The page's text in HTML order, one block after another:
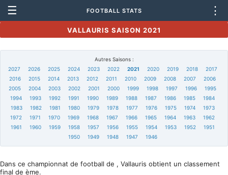
☰ FOOTBALL STATS ⋮
VALLAURIS SAISON 2021
Autres Saisons :
2027
2026 2025 2024 2023 2022 2021 2020 2019 2018
2017
2016
2015 2014 2013 2012 2011 2010 2009 2008 2007
2006
2005
2004 2003 2002 2001 2000 1999 1998 1997 1996
1995
1994
1993 1992 1991 1990 1989 1988 1987 1986 1985
1984
1983
1982 1981 1980 1979 1978 1977 1976 1975 1974
1973
1972
1971 1970 1969 1968 1967 1966 1965 1964 1963
1962
1961
1960 1959 1958 1957 1956 1955 1954 1953 1952
1951
1950
1949 1948 1947 1946
Dans ce championnat de football de , Vallauris obtient un classement
final de ème.